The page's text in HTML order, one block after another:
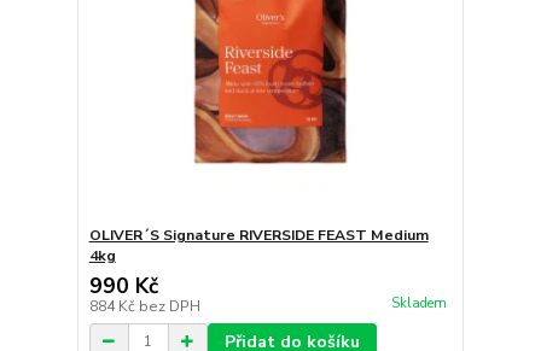
OLIVER´S Signature RIVERSIDE FEAST Medium
4kg
990 Kč
884 Kč bez DPH Skladem
Přidat do košíku